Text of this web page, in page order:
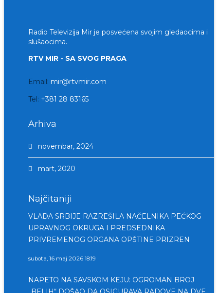
Radio Televizija Mir je posvećena svojim gledaocima i
slušaocima.
RTV MIR - SA SVOG PRAGA
Email: mir@rtvmir.com
Tel: +381 28 83165
Arhiva
novembar, 2024
mart, 2020
Najčitaniji
VLADA SRBIJE RAZREŠILA NAČELNIKA PEĆKOG
UPRAVNOG OKRUGA I PREDSEDNIKA
PRIVREMENOG ORGANA OPŠTINE PRIZREN
subota, 16 maj 2026 18:19
NAPETO NA SAVSKOM KEJU: OGROMAN BROJ